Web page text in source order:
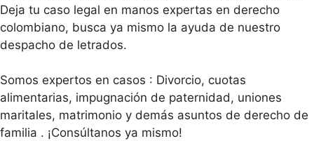
Deja tu caso legal en manos expertas en derecho
colombiano, busca ya mismo la ayuda de nuestro
despacho de letrados.
Somos expertos en casos : Divorcio, cuotas
alimentarias, impugnación de paternidad, uniones
maritales, matrimonio y demás asuntos de derecho de
familia . ¡Consúltanos ya mismo!